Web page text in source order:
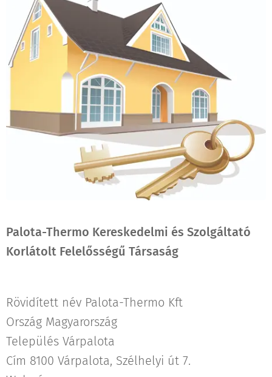
Palota-Thermo Kereskedelmi és Szolgáltató
Korlátolt Felelősségű Társaság
Rövidített név Palota-Thermo Kft
Ország Magyarország
Település Várpalota
Cím 8100 Várpalota, Szélhelyi út 7.